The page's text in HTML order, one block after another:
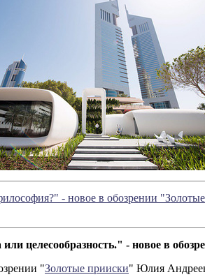
- новое в обозрении
или целесообразность." - новое в
"Золотые прииски" Юлия